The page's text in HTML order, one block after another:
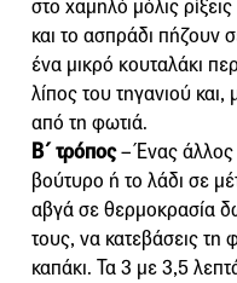
στο χαμηλό μόλις
και το ασπράδι πήζουν
ένα μικρό κουταλάκι
λίπος του τηγανιού και,
από τη φωτιά.
Β΄ τρόπος– Ένας άλλος
βούτυρο ή το λάδι σε
αβγά σε θερμοκρασία
τους, να κατεβάσεις τη
καπάκι. Τα 3 με 3,5